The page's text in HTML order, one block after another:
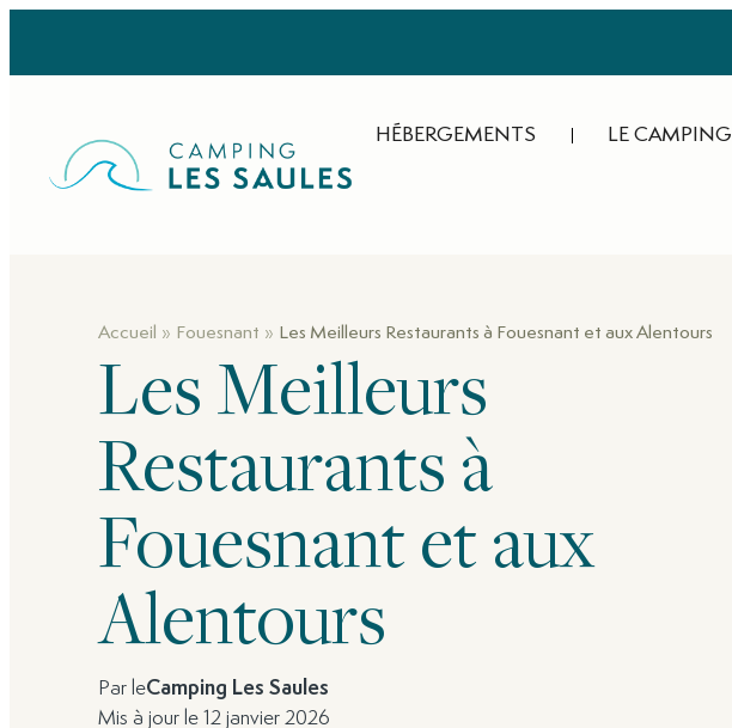
HÉBERGEMENTS LE CAMPING
Accueil » Fouesnant » Les Meilleurs Restaurants à Fouesnant et aux Alentours
Les Meilleurs
Restaurants à
Fouesnant et aux
Alentours
Par leCamping Les Saules
Mis à jour le 12 janvier 2026